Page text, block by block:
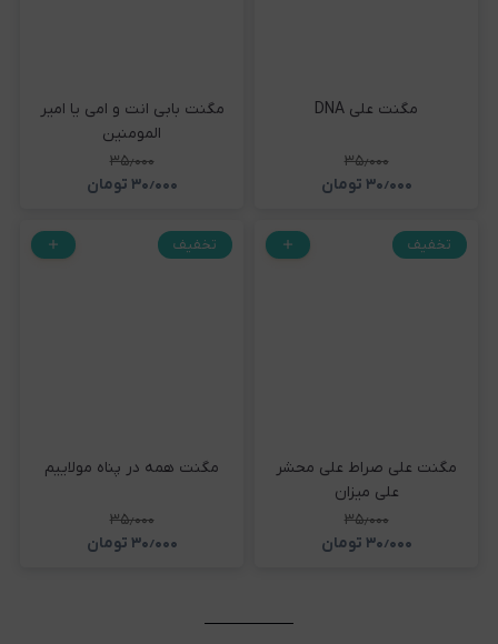
مگنت علی DNA
۳۵٫۰۰۰
۳۰٫۰۰۰ تومان
مگنت بابی انت و امی یا امیر
المومنین
۳۵٫۰۰۰
۳۰٫۰۰۰ تومان
تخفیف
مگنت علی صراط علی محشر
علی میزان
۳۵٫۰۰۰
۳۰٫۰۰۰ تومان
تخفیف
مگنت همه در پناه مولاییم
۳۵٫۰۰۰
۳۰٫۰۰۰ تومان